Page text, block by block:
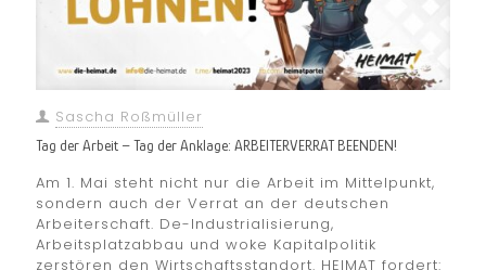
Sascha Roßmüller
Tag der Arbeit – Tag der Anklage: ARBEITERVERRAT BEENDEN!
Am 1. Mai steht nicht nur die Arbeit im Mittelpunkt,
sondern auch der Verrat an der deutschen
Arbeiterschaft. De-Industrialisierung,
Arbeitsplatzabbau und woke Kapitalpolitik
zerstören den Wirtschaftsstandort. HEIMAT fordert: